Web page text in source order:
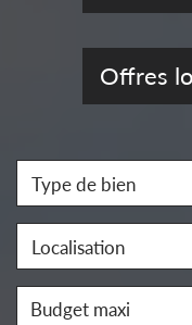
Offres
Type de bien
Localisation